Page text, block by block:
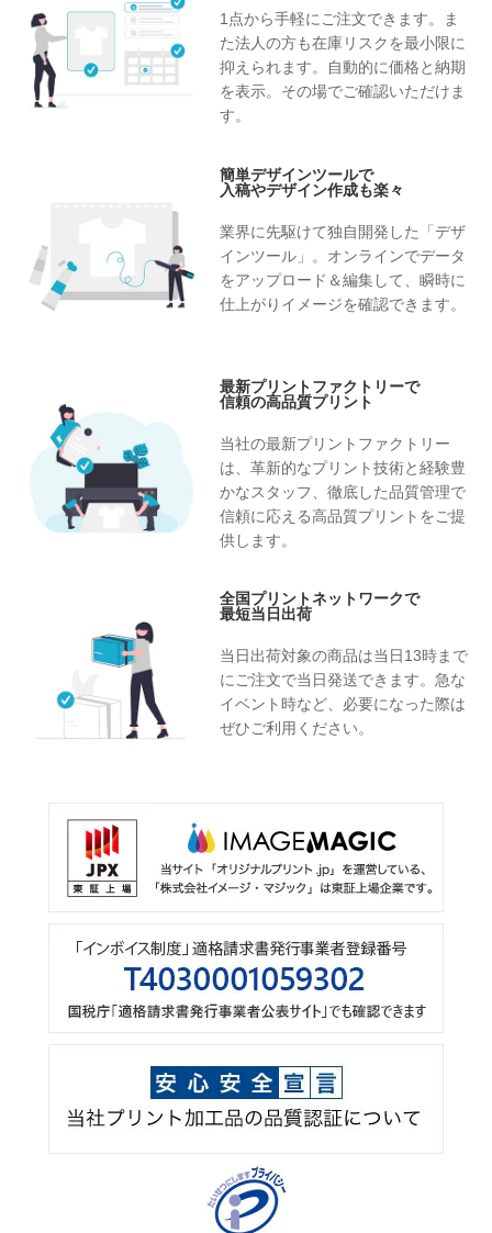
1点から手軽にご注文できます。ま
た法人の方も在庫リスクを最小限に
抑えられます。自動的に価格と納期
を表示。その場でご確認いただけま
す。
簡単デザインツールで
入稿やデザイン作成も楽々
業界に先駆けて独自開発した「デザ
インツール」。オンラインでデータ
をアップロード＆編集して、瞬時に
仕上がりイメージを確認できます。
最新プリントファクトリーで
信頼の高品質プリント
当社の最新プリントファクトリー
は、革新的なプリント技術と経験豊
かなスタッフ、徹底した品質管理で
信頼に応える高品質プリントをご提
供します。
全国プリントネットワークで
最短当日出荷
当日出荷対象の商品は当日13時まで
にご注文で当日発送できます。急な
イベント時など、必要になった際は
ぜひご利用ください。